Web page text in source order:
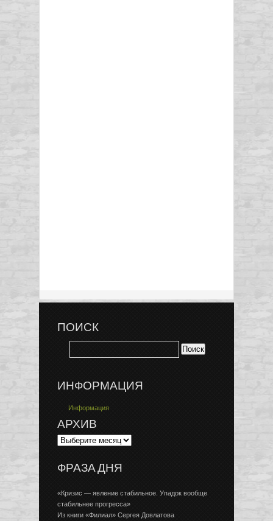
ПОИСК
ИНФОРМАЦИЯ
Информация
АРХИВ
ФРАЗА ДНЯ
«Кризис — явление стабильное. Упадок вообще
стабильнее прогресса»
Из книги «Филиал» Сергея Довлатова